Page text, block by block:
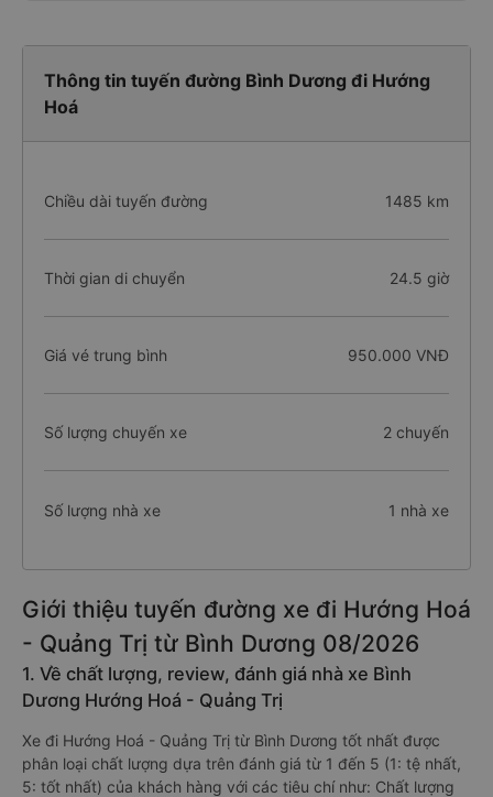
Thông tin tuyến đường Bình Dương đi Hướng
Hoá
Chiều dài tuyến đường 1485 km
Thời gian di chuyển 24.5 giờ
Giá vé trung bình 950.000 VNĐ
Số lượng chuyến xe 2 chuyến
Số lượng nhà xe 1 nhà xe
Giới thiệu tuyến đường xe đi Hướng Hoá
- Quảng Trị từ Bình Dương 08/2026
1. Về chất lượng, review, đánh giá nhà xe Bình
Dương Hướng Hoá - Quảng Trị
Xe đi Hướng Hoá - Quảng Trị từ Bình Dương tốt nhất được
phân loại chất lượng dựa trên đánh giá từ 1 đến 5 (1: tệ nhất,
5: tốt nhất) của khách hàng với các tiêu chí như: Chất lượng